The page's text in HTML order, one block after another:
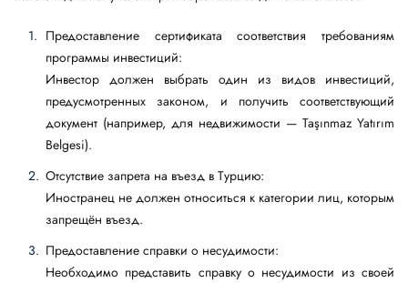
Предоставление сертификата соответствия требованиям
программы инвестиций:
Инвестор должен выбрать один из видов инвестиций,
предусмотренных законом, и получить соответствующий
документ (например, для недвижимости — Taşınmaz Yatırım
Belgesi).
Отсутствие запрета на въезд в Турцию:
Иностранец не должен относиться к категории лиц, которым
запрещён въезд.
Предоставление справки о несудимости:
Необходимо представить справку о несудимости из своей